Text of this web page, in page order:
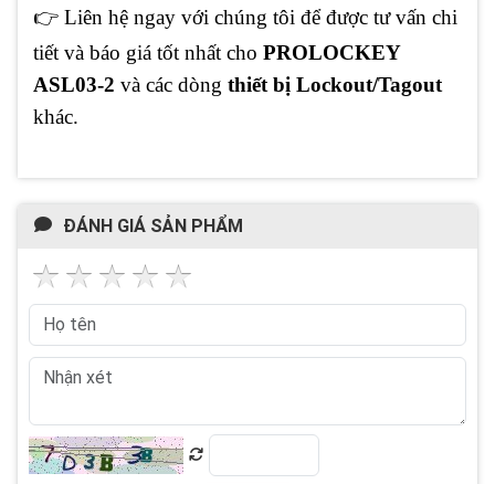
👉 Liên hệ ngay với chúng tôi để được tư vấn chi
tiết và báo giá tốt nhất cho PROLOCKEY
ASL03-2 và các dòng thiết bị Lockout/Tagout
khác.
ĐÁNH GIÁ SẢN PHẨM